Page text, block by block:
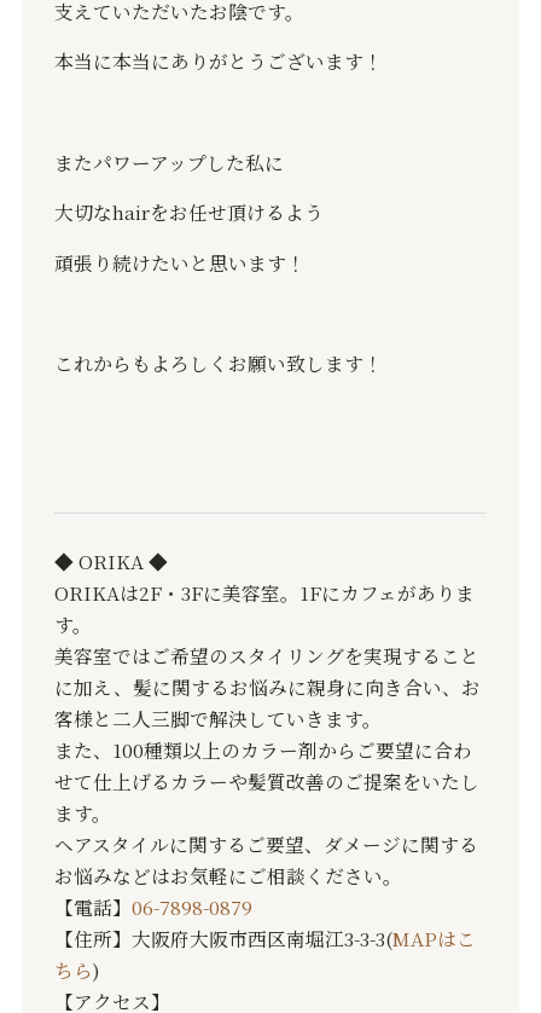
支えていただいたお陰です。
本当に本当にありがとうございます！
またパワーアップした私に
大切なhairをお任せ頂けるよう
頑張り続けたいと思います！
これからもよろしくお願い致します！
◆ ORIKA ◆
ORIKAは2F・3Fに美容室。1Fにカフェがありま
す。
美容室ではご希望のスタイリングを実現すること
に加え、髪に関するお悩みに親身に向き合い、お
客様と二人三脚で解決していきます。
また、100種類以上のカラー剤からご要望に合わ
せて仕上げるカラーや髪質改善のご提案をいたし
ます。
ヘアスタイルに関するご要望、ダメージに関する
お悩みなどはお気軽にご相談ください。
【電話】 06-7898-0879
【住所】大阪府大阪市西区南堀江3-3-3(MAPはこ
ちら)
【アクセス】